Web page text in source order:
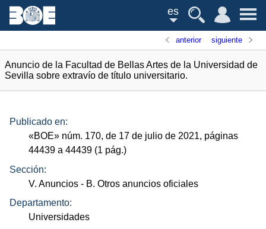
es
anterior siguiente
Anuncio de la Facultad de Bellas Artes de la Universidad de
Sevilla sobre extravío de título universitario.
Publicado en:
«BOE» núm. 170, de 17 de julio de 2021, páginas
44439 a 44439 (1 pág.)
Sección:
V. Anuncios - B. Otros anuncios oficiales
Departamento:
Universidades